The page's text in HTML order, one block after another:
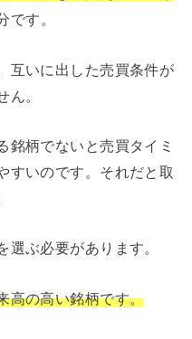
です。
互いに出した売買条件が
ん。
銘柄でないと売買タイミ
すいのです。それだと取
選ぶ必要があります。
高の高い銘柄です。